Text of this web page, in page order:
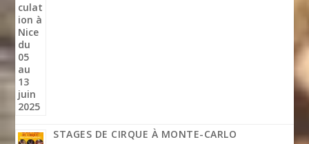
STAGES DE CIRQUE À MONTE-CARLO